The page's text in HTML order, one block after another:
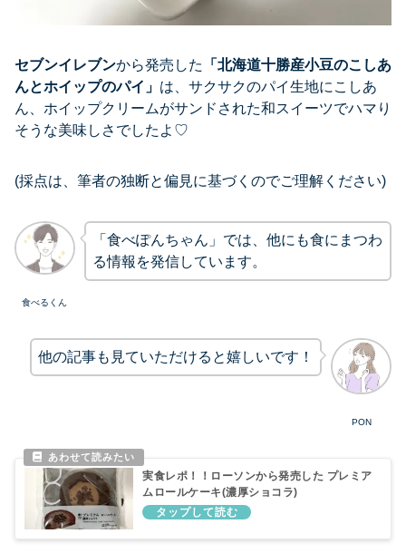
セブンイレブンから発売した 「 北海道十勝産小豆のこしあ
んとホイップのパイ 」 は、サクサクのパイ生地にこしあ
ん、ホイップクリームがサンドされた和スイーツでハマり
そうな美味しさでしたよ♡
(採点は、筆者の独断と偏見に基づくのでご理解ください)
食べるくん
「食べぽんちゃん」では、他にも食にまつわ
る情報を発信しています。
PON
他の記事も見ていただけると嬉しいです！
実食レポ！！ローソンから発売した プレミア
ムロールケーキ(濃厚ショコラ)